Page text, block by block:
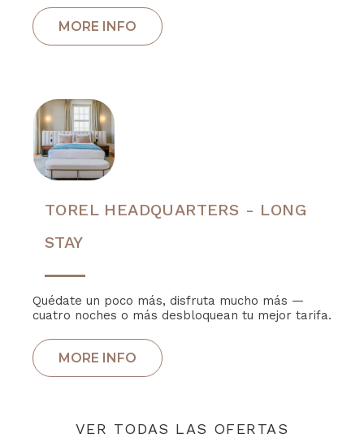
TOREL HEADQUARTERS - LONG
STAY
Quédate un poco más, disfruta mucho más —
cuatro noches o más desbloquean tu mejor tarifa.
VER TODAS LAS OFERTAS